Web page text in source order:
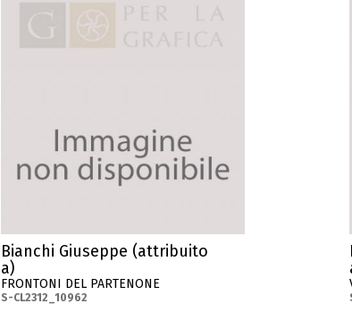
Bianchi Giuseppe (attribuito
a)
FRONTONI DEL PARTENONE
S-CL2312_10962